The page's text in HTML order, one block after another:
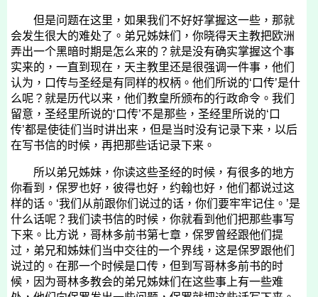
但是问题在这里，如果我们不好好掌握这一些，那就
会发生很大的难处了。弟兄姊妹们，你晓得天主教把欧洲
弄出一个黑暗时期是怎么来的？就是没有确实掌握这个事
实来的，一直到现在，天主教里还是很强调一件事，他们
认为，口传与圣经是有同样的权柄。他们所说的‘口传’是什
么呢？就是历代以来，他们教皇所颁布的行政命令。我们
留意，圣经里所说的‘口传’不是那些，圣经里所说的‘口
传’都是使徒们当时讲出来，但是当时没有记录下来，以后
在写书信的时候，再把那些话记录下来。
所以弟兄姊妹，你读这些圣经的时候，有很多的地方
你看到，保罗也好，彼得也好，约翰也好，他们都说过这
样的话。‘我们从前跟你们说过的话，你们要牢牢记住。’是
什么话呢？我们读书信的时候，你就看到他们把那些事写
下来。比方说，哥林多前书第七章，保罗曾经跟他们提
过，弟兄和姊妹们当中交往的一个界线，这是保罗跟他们
说过的。在那一个时候是口传，但到写哥林多前书的时
候，因为哥林多教会的弟兄姊妹们在这些事上有一些难